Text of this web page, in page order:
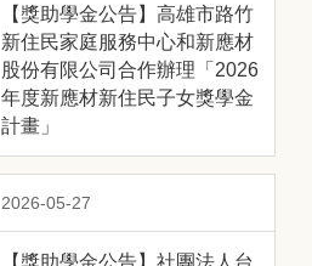
【獎助學金公告】高雄市路竹
新住民家庭服務中心和新應材
股份有限公司合作辦理「2026
年度新應材新住民子女獎學金
計畫」
2026-05-27
【獎助學金公告】社團法人台